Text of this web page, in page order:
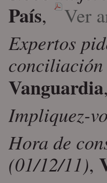
País,
Ver
Expertos
Vanguardia
Impliquez-
Hora de
(01/12/11),